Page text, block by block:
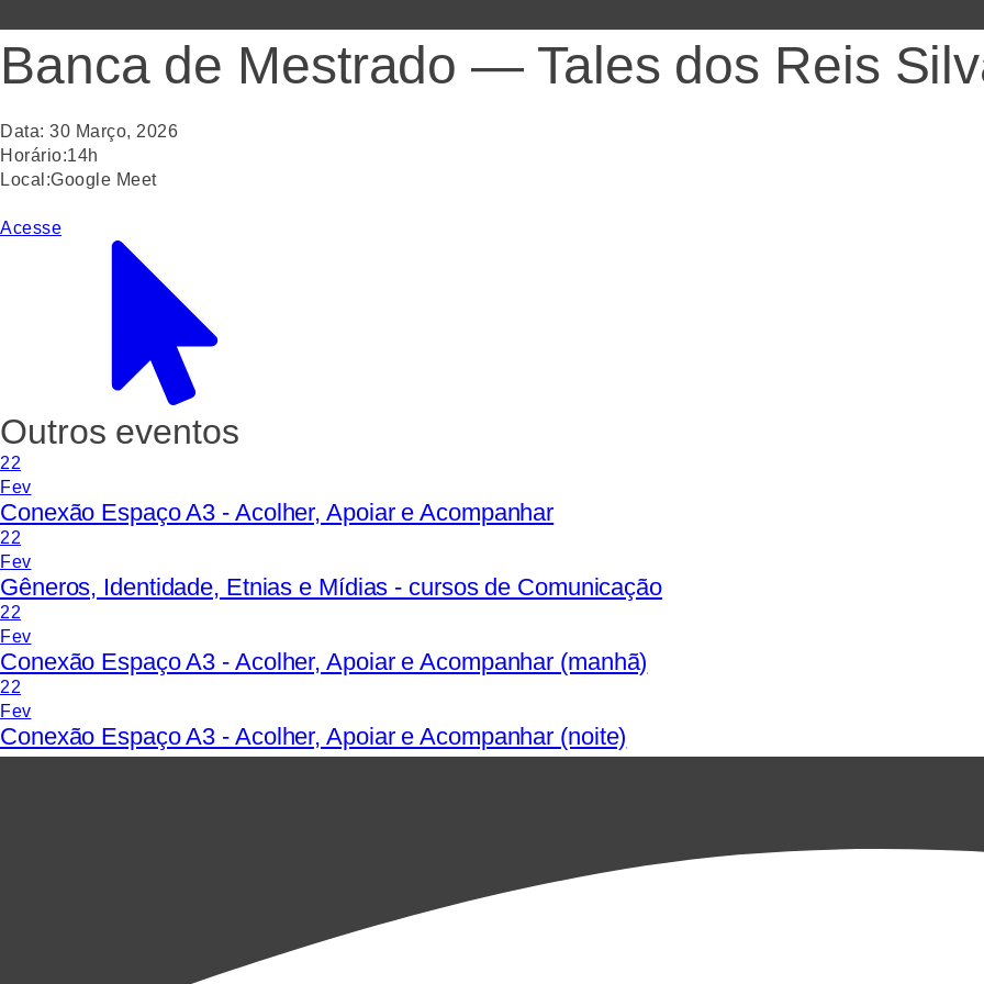
Banca de Mestrado — Tales dos Reis
Data: 30 Março, 2026
Horário:14h
Local:Google Meet
Acesse
Outros eventos
22
Fev
Conexão Espaço A3 - Acolher, Apoiar e Acompanhar
22
Fev
Gêneros, Identidade, Etnias e Mídias - cursos de Comunicação
22
Fev
Conexão Espaço A3 - Acolher, Apoiar e Acompanhar (manhã)
22
Fev
Conexão Espaço A3 - Acolher, Apoiar e Acompanhar (noite)